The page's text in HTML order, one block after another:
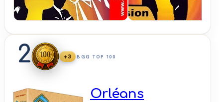
2 +3 BGG TOP 100
Orléans